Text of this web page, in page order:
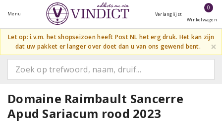
Menu Verlanglijst
0
Winkelwagen
Let op: i.v.m. het shopseizoen heeft Post NL het erg druk. Het kan zijn
dat uw pakket er langer over doet dan u van ons gewend bent.
×
Domaine Raimbault Sancerre
Apud Sariacum rood 2023